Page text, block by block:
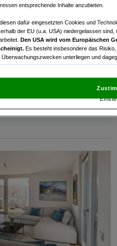
mit Loggia in
top Preis!
entsprechende Inhalte anzubieten.
dafür eingesetzten Cookies und
der EU (u.a. USA) niedergelassen
Den USA wird vom Europäischen
Es besteht insbesondere das
Überwachungszwecken unterliegen und
Widerspruch gegen die Verarbeitung auf der
Einstellungen“, die sich auf jeder Seite
auf Informationen auf einem Endgerät.
der Performance von Inhalten,
der Partner (Lieferanten)